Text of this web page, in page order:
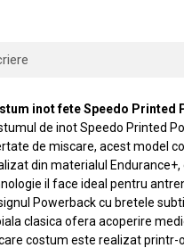
inot fete Speedo Printed
de inot Speedo Printed
de miscare, acest model
din materialul
il face ideal pentru
Powerback cu bretele
clasica ofera acoperire
costum este realizat